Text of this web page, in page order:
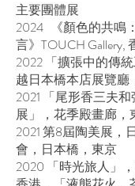
主要團體展
2024 《顏色的共鳴
言》TOUCH Gallery,
2022 「擴張中的傳
越日本橋本店展覽廳
2021 「尾形香三夫
展」，花季殿畫廊，
2021 第8屆陶美展，
會，日本橋，東京
2020 「時光旅人」，